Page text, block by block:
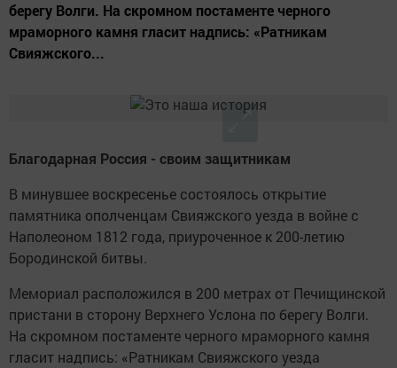
берегу Волги. На скромном постаменте черного
мраморного камня гласит надпись: «Ратникам
Свияжского...
Благодарная Россия - своим защитникам
В минувшее воскресенье состоялось открытие
памятника ополченцам Свияжского уезда в войне с
Наполеоном 1812 года, приуроченное к 200-летию
Бородинской битвы.
Мемориал расположился в 200 метрах от Печищинской
пристани в сторону Верхнего Услона по берегу Волги.
На скромном постаменте черного мраморного камня
гласит надпись: «Ратникам Свияжского уезда